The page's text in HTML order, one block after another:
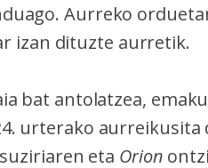
Aurreko
izan dituzte aurretik.
bat antolatzea,
urterako aurreikusita
eta Orion